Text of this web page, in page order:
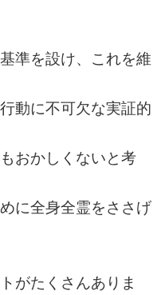
準を設け、これを維
動に不可欠な実証的
おかしくないと考
に全身全霊をささげ
がたくさんありま